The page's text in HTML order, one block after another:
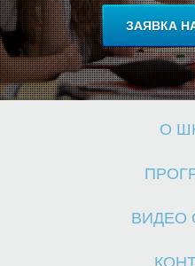
ЗАЯВКА
О
ВИДЕО